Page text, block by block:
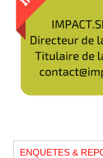
ENQUETES &